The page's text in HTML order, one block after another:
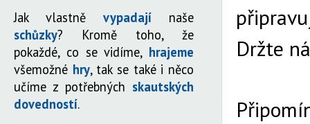
Držte
Jak vlastně vypadají
naše
schůzky? Kromě toho, že
pokaždé, co se vidíme, hrajeme
všemožné hry, tak se také i něco
učíme z potřebných skautských
dovedností.